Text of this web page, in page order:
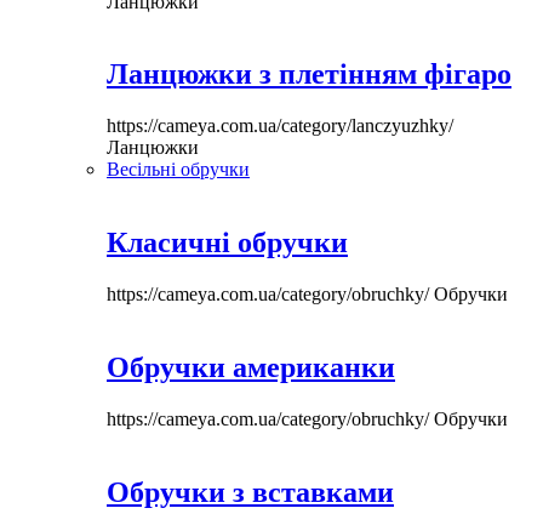
Ланцюжки з плетінням фігаро
https://cameya.com.ua/category/lanczyuzhky/
Ланцюжки
Весільні обручки
Класичні обручки
https://cameya.com.ua/category/obruchky/Обручки
Обручки американки
https://cameya.com.ua/category/obruchky/Обручки
Обручки з вставками